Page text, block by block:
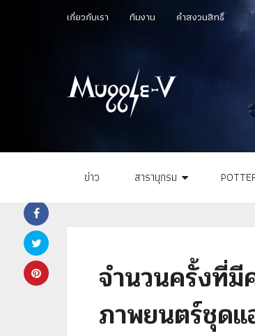
เกี่ยวกับเรา ทีมงาน คำสงวนสิทธิ์
ข่าว สารานุกรม
จำนวนครั้งที่มี
ภาพยนตร์ชุดแ